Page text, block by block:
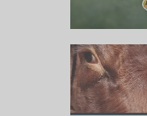
alto
serie
maíz.
peor